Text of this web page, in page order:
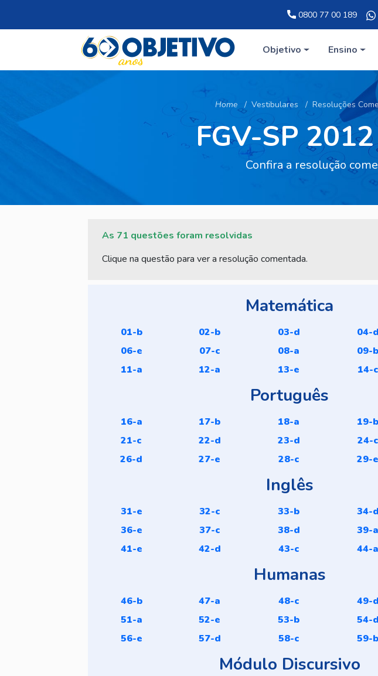
0800 77 00 189
Objetivo Ensino
Home Vestibulares Resoluções
FGV-SP
Confira a resolução
As 71 questões foram resolvidas
Clique na questão para ver a resolução comentada.
Matemática
01-b 02-b 03-d 04-d
06-e
07-c 08-a 09-b
11-a
12-a 13-e 14-c
Português
16-a 17-b 18-a 19-b
21-c
22-d 23-d 24-c
26-d
27-e 28-c 29-e
Inglês
31-e 32-c 33-b 34-d
36-e
37-c 38-d 39-a
41-e
42-d 43-c 44-a
Humanas
46-b 47-a 48-c 49-d
51-a
52-e 53-b 54-d
56-e
57-d 58-c 59-b
Módulo Discursivo